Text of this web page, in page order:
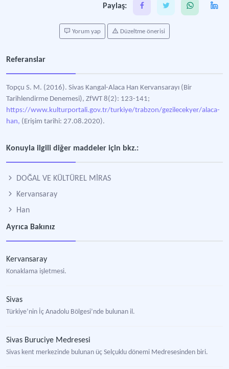
Paylaş:
Yorum yap Düzeltme önerisi
Referanslar
Topçu S. M. (2016). Sivas Kangal-Alaca Han Kervansarayı (Bir
Tarihlendirme Denemesi), ZfWT 8(2): 123-141;
https://www.kulturportali.gov.tr/turkiye/trabzon/gezilecekyer/alaca-
han, (Erişim tarihi: 27.08.2020).
Konuyla ilgili diğer maddeler için bkz.:
DOĞAL VE KÜLTÜREL MİRAS
Kervansaray
Han
Ayrıca Bakınız
Kervansaray
Konaklama işletmesi.
Sivas
Türkiye’nin İç Anadolu Bölgesi’nde bulunan il.
Sivas Buruciye Medresesi
Sivas kent merkezinde bulunan üç Selçuklu dönemi Medresesinden biri.